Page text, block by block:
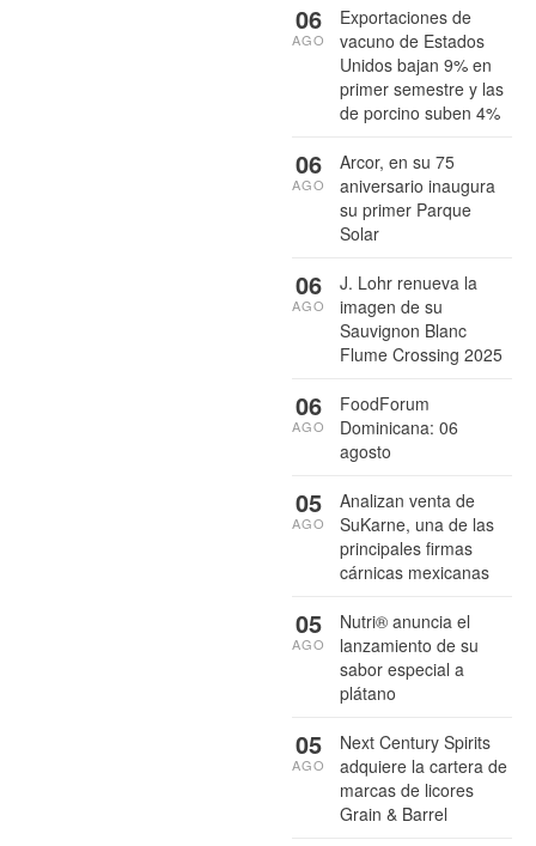
Exportaciones de
vacuno de Estados
Unidos bajan 9% en
primer semestre y las
de porcino suben 4%
06
AGO
Arcor, en su 75
aniversario inaugura
su primer Parque
Solar
06
AGO
J. Lohr renueva la
imagen de su
Sauvignon Blanc
Flume Crossing 2025
06
AGO
FoodForum
Dominicana: 06
agosto
06
AGO
Analizan venta de
SuKarne, una de las
principales firmas
cárnicas mexicanas
05
AGO
Nutri® anuncia el
lanzamiento de su
sabor especial a
plátano
05
AGO
Next Century Spirits
adquiere la cartera de
marcas de licores
Grain & Barrel
05
AGO